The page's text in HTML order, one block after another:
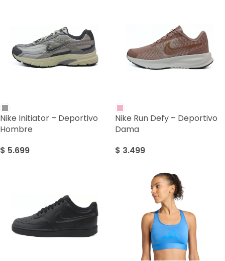
Nike Initiator – Deportivo
Hombre
$ 5.699
Nike Run Defy – Deportivo
Dama
$ 3.499